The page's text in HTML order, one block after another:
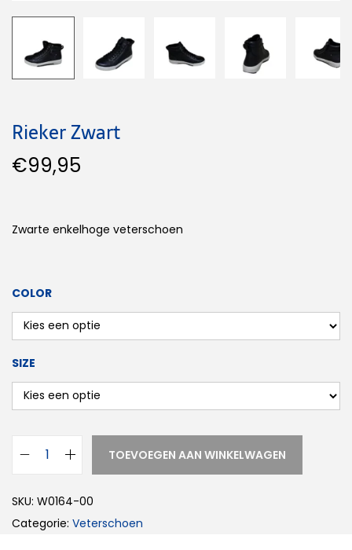
Rieker Zwart
€99,95
Zwarte enkelhoge veterschoen
COLOR
SIZE
TOEVOEGEN AAN WINKELWAGEN
SKU: W0164-00
Categorie: Veterschoen